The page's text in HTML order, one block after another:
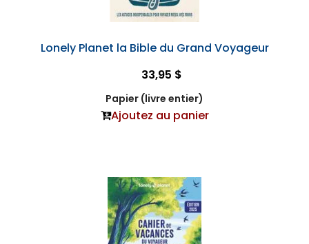
Lonely Planet la Bible du Grand Voyageur
33,95 $
Papier (livre entier)
Ajoutez au panier